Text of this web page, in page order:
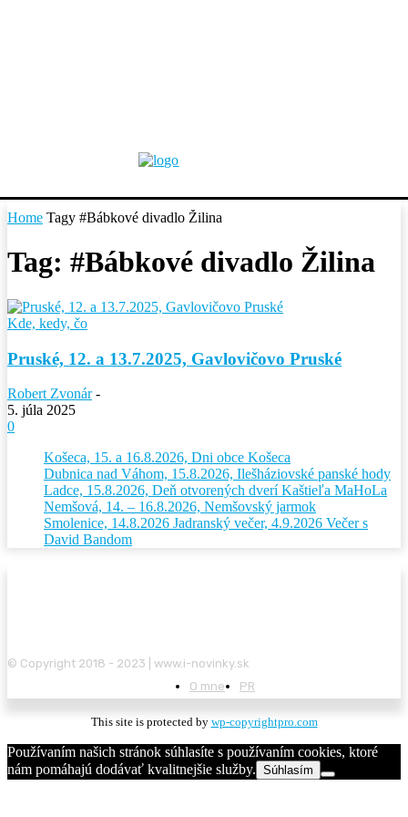
Home Tagy #Bábkové divadlo Žilina
Tag: #Bábkové divadlo Žilina
Kde, kedy, čo
Pruské, 12. a 13.7.2025, Gavlovičovo Pruské
Robert Zvonár -
5. júla 2025
0
Košeca, 15. a 16.8.2026, Dni obce Košeca
Dubnica nad Váhom, 15.8.2026, Ilešháziovské panské hody
Ladce, 15.8.2026, Deň otvorených dverí Kaštieľa MaHoLa
Nemšová, 14. – 16.8.2026, Nemšovský jarmok
Smolenice, 14.8.2026 Jadranský večer, 4.9.2026 Večer s
David Bandom
© Copyright 2018 - 2023 | www.i-novinky.sk
O mne
PR
This site is protected by wp-copyrightpro.com
Používaním našich stránok súhlasíte s používaním cookies, ktoré
nám pomáhajú dodávať kvalitnejšie služby. Súhlasím